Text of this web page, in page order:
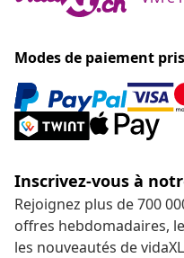
Modes de paiement
Inscrivez-vous à
Rejoignez plus de 700
offres hebdomadaires,
les nouveautés de